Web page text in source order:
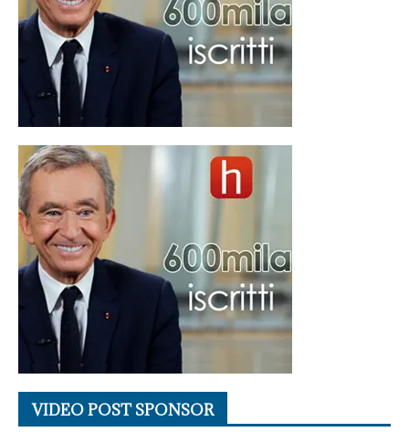
VIDEO POST SPONSOR